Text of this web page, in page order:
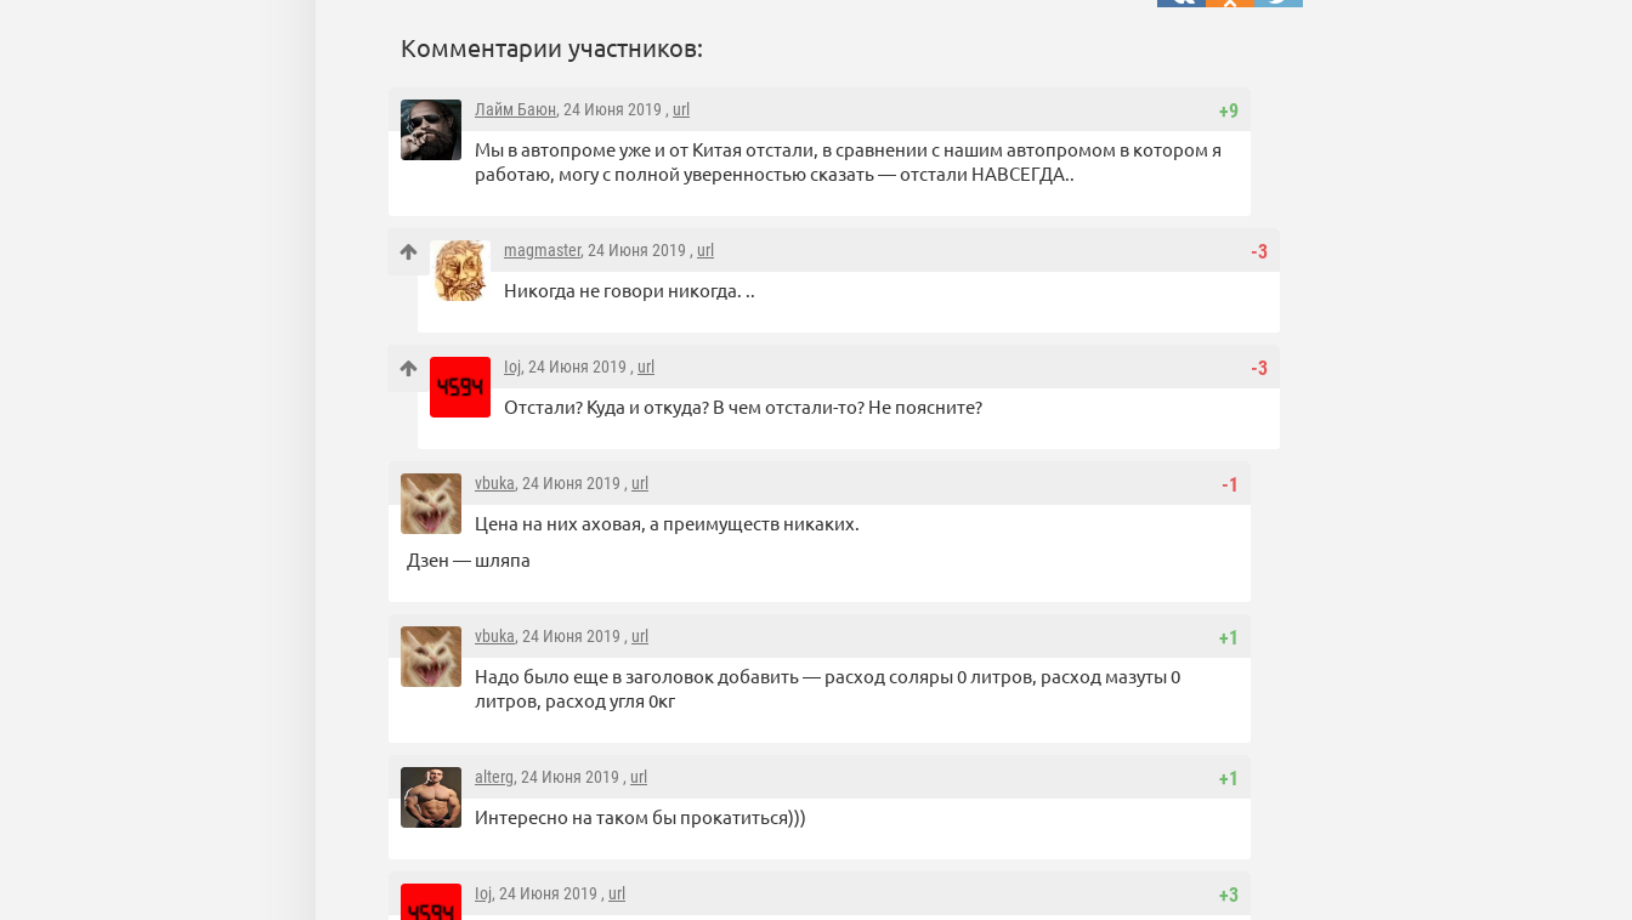
Комментарии участников:
+9
Лайм Баюн, 24 Июня 2019 , url
Мы в автопроме уже и от Китая отстали, в сравнении с нашим автопромом в котором я
работаю, могу с полной уверенностью сказать — отстали НАВСЕГДА..
-3
magmaster, 24 Июня 2019 , url
Никогда не говори никогда. ..
-3
Ioj, 24 Июня 2019 , url
Отстали? Куда и откуда? В чем отстали-то? Не поясните?
-1
vbuka, 24 Июня 2019 , url
Цена на них аховая, а преимуществ никаких.
Дзен — шляпа
+1
vbuka, 24 Июня 2019 , url
Надо было еще в заголовок добавить — расход соляры 0 литров, расход мазуты 0
литров, расход угля 0кг
+1
alterg, 24 Июня 2019 , url
Интересно на таком бы прокатиться)))
+3
Ioj, 24 Июня 2019 , url